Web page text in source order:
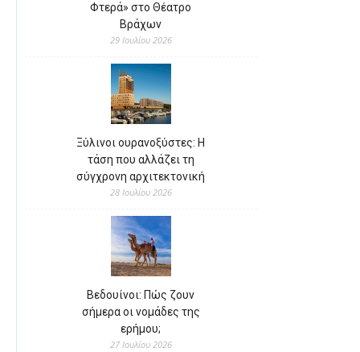
Φτερά» στο Θέατρο
Βράχων
29 Ιουλίου 2026
Ξύλινοι ουρανοξύστες: Η
τάση που αλλάζει τη
σύγχρονη αρχιτεκτονική
28 Ιουλίου 2026
Βεδουίνοι: Πώς ζουν
σήμερα οι νομάδες της
ερήμου;
27 Ιουλίου 2026